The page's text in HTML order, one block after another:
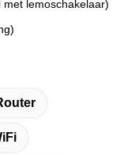
lemoschakelaar)